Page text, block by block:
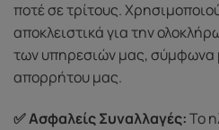
ποτέ σε τρίτους.
αποκλειστικά για την
των υπηρεσιών μας, σύμφωνα
απορρήτου μας.
✅ Ασφαλείς Συναλλαγές:Το